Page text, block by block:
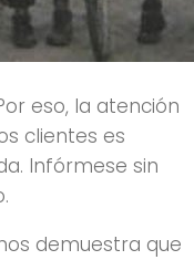
eso, la atención
clientes es
Infórmese sin
demuestra que